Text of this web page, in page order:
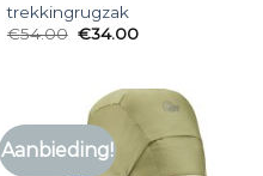
trekkingrugzak
€54.00 €34.00
Aanbieding!